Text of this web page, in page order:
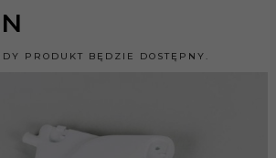
PRODUKT BĘDZIE DOSTĘPNY.